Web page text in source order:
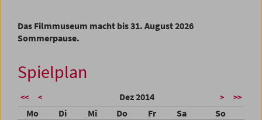
Das Filmmuseum macht bis 31. August 2026
Sommerpause.
Spielplan
<< < Dez 2014 > >>
Mo Di Mi Do Fr Sa So